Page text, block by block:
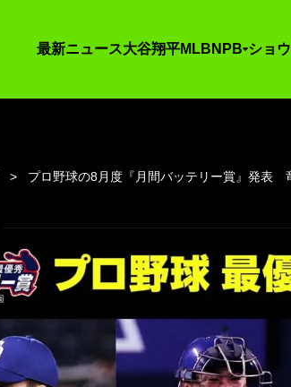
最新ニュース大谷翔平MLB NPB ショ
プロ野球の8月度『月間バッテリー賞』発表